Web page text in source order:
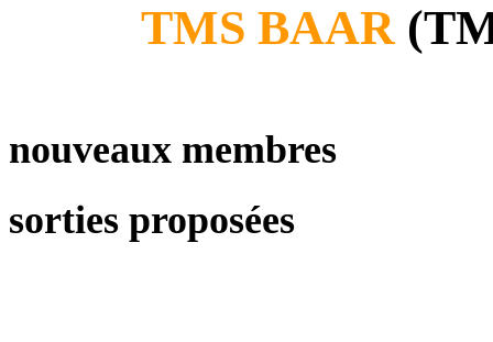
TMS BAAR
nouveaux membres
sorties proposées